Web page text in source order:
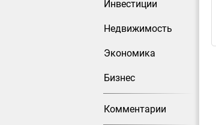
Инвестиции
Недвижимость
Экономика
Бизнес
Комментарии